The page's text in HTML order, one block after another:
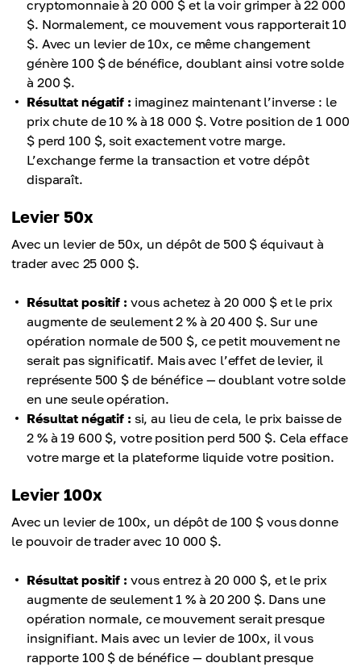
cryptomonnaie à 20 000 $ et la voir grimper à 22 000
$. Normalement, ce mouvement vous rapporterait 10
$. Avec un levier de 10x, ce même changement
génère 100 $ de bénéfice, doublant ainsi votre solde
à 200 $.
Résultat négatif : imaginez maintenant l’inverse : le
prix chute de 10 % à 18 000 $. Votre position de 1 000
$ perd 100 $, soit exactement votre marge.
L’exchange ferme la transaction et votre dépôt
disparaît.
Levier 50x
Avec un levier de 50x, un dépôt de 500 $ équivaut à
trader avec 25 000 $.
Résultat positif : vous achetez à 20 000 $ et le prix
augmente de seulement 2 % à 20 400 $. Sur une
opération normale de 500 $, ce petit mouvement ne
serait pas significatif. Mais avec l’effet de levier, il
représente 500 $ de bénéfice — doublant votre solde
en une seule opération.
Résultat négatif : si, au lieu de cela, le prix baisse de
2 % à 19 600 $, votre position perd 500 $. Cela efface
votre marge et la plateforme liquide votre position.
Levier 100x
Avec un levier de 100x, un dépôt de 100 $ vous donne
le pouvoir de trader avec 10 000 $.
Résultat positif : vous entrez à 20 000 $, et le prix
augmente de seulement 1 % à 20 200 $. Dans une
opération normale, ce mouvement serait presque
insignifiant. Mais avec un levier de 100x, il vous
rapporte 100 $ de bénéfice — doublant presque